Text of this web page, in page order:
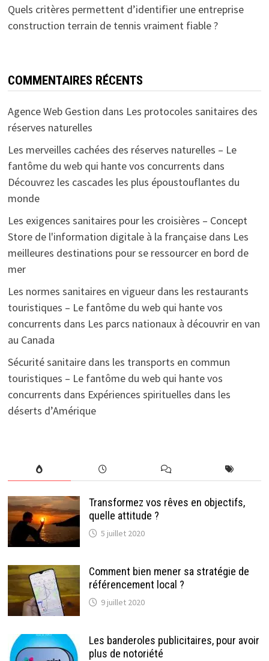
Quels critères permettent d’identifier une entreprise
construction terrain de tennis vraiment fiable ?
COMMENTAIRES RÉCENTS
Agence Web Gestion dans Les protocoles sanitaires des
réserves naturelles
Les merveilles cachées des réserves naturelles – Le
fantôme du web qui hante vos concurrents dans
Découvrez les cascades les plus époustouflantes du
monde
Les exigences sanitaires pour les croisières – Concept
Store de l'information digitale à la françaisedans Les
meilleures destinations pour se ressourcer en bord de
mer
Les normes sanitaires en vigueur dans les restaurants
touristiques – Le fantôme du web qui hante vos
concurrents dans Les parcs nationaux à découvrir en van
au Canada
Sécurité sanitaire dans les transports en commun
touristiques – Le fantôme du web qui hante vos
concurrents dans Expériences spirituelles dans les
déserts d’Amérique
Transformez vos rêves en objectifs,
quelle attitude ?
5 juillet 2020
Comment bien mener sa stratégie de
référencement local ?
9 juillet 2020
Les banderoles publicitaires, pour avoir
plus de notoriété